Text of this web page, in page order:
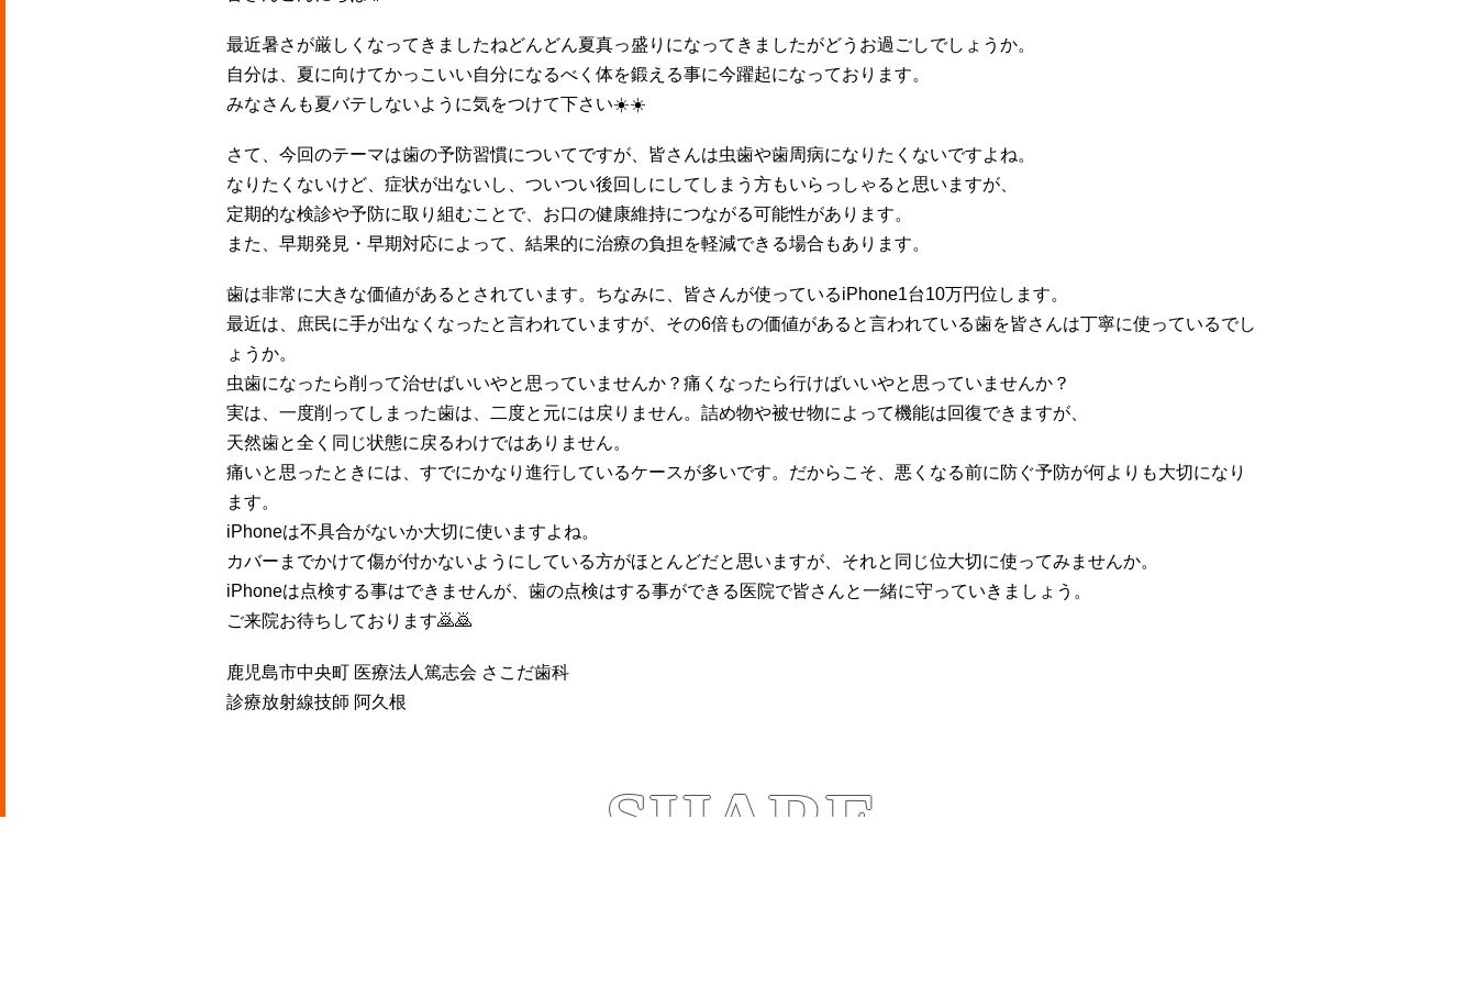
最近暑さが厳しくなってきましたねどんどん夏真っ盛りになってきましたがどうお過ごしでしょうか。
自分は、夏に向けてかっこいい自分になるべく体を鍛える事に今躍起になっております。
みなさんも夏バテしないように気をつけて下さい☀️☀️
さて、今回のテーマは歯の予防習慣についてですが、皆さんは虫歯や歯周病になりたくないですよね。
なりたくないけど、症状が出ないし、ついつい後回しにしてしまう方もいらっしゃると思いますが、
定期的な検診や予防に取り組むことで、お口の健康維持につながる可能性があります。
また、早期発見・早期対応によって、結果的に治療の負担を軽減できる場合もあります。
歯は非常に大きな価値があるとされています。ちなみに、皆さんが使っているiPhone1台10万円位します。
最近は、庶民に手が出なくなったと言われていますが、その6倍もの価値があると言われている歯を皆さんは丁寧に使っているでし
ょうか。
虫歯になったら削って治せばいいやと思っていませんか？痛くなったら行けばいいやと思っていませんか？
実は、一度削ってしまった歯は、二度と元には戻りません。詰め物や被せ物によって機能は回復できますが、
天然歯と全く同じ状態に戻るわけではありません。
痛いと思ったときには、すでにかなり進行しているケースが多いです。だからこそ、悪くなる前に防ぐ予防が何よりも大切になり
ます。
iPhoneは不具合がないか大切に使いますよね。
カバーまでかけて傷が付かないようにしている方がほとんどだと思いますが、それと同じ位大切に使ってみませんか。
iPhoneは点検する事はできませんが、歯の点検はする事ができる医院で皆さんと一緒に守っていきましょう。
ご来院お待ちしております🙇🙇
鹿児島市中央町 医療法人篤志会 さこだ歯科
診療放射線技師 阿久根
SHARE